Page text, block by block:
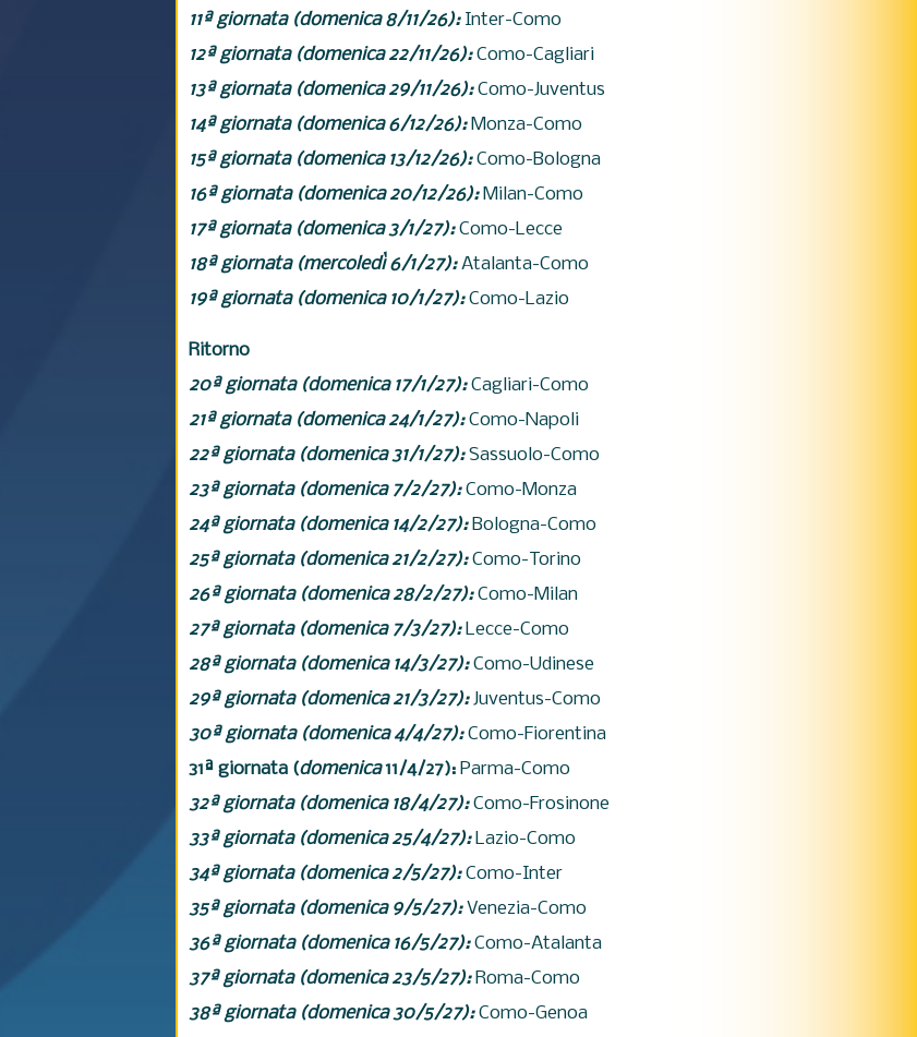
11ª giornata (domenica8/11/26):Inter-Como
12ª giornata (domenica22/11/26):Como-Cagliari
13ª giornata (domenica29/11/26):Como-Juventus
14ª giornata (domenica 6/12/26):Monza-Como
15ª giornata (domenica 13/12/26):Como-Bologna
16ª giornata (domenica20/12/26):Milan-Como
17ª giornata (domenica3/1/27):Como-Lecce
18ª giornata (mercoledì 6/1/27):Atalanta-Como
19ª giornata (domenica 10/1/27):Como-Lazio
Ritorno
20ª giornata (domenica 17/1/27):Cagliari-Como
21ª giornata (domenica24/1/27):Como-Napoli
22ª giornata (domenica31/1/27):Sassuolo-Como
23ª giornata (domenica 7/2/27):Como-Monza
24ª giornata (domenica 14/2/27):Bologna-Como
25ª giornata (domenica21/2/27):Como-Torino
26ª giornata (domenica28/2/27): Como-Milan
27ª giornata (domenica 7/3/27):Lecce-Como
28ª giornata (domenica 14/3/27):Como-Udinese
29ª giornata (domenica21/3/27):Juventus-Como
30ª giornata (domenica4/4/27):Como-Fiorentina
31ª giornata (domenica11/4/27): Parma-Como
32ª giornata (domenica 18/4/27):Como-Frosinone
33ª giornata (domenica25/4/27):Lazio-Como
34ª giornata (domenica2/5/27):Como-Inter
35ª giornata (domenica 9/5/27):Venezia-Como
36ª giornata (domenica 16/5/27):Como-Atalanta
37ª giornata (domenica23/5/27):Roma-Como
38ª giornata (domenica30/5/27):Como-Genoa